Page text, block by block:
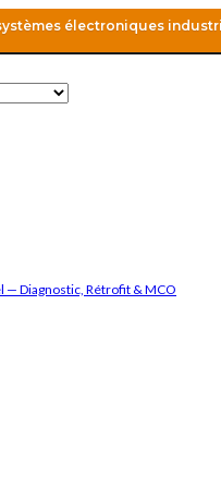
électroniques
Diagnostic, Rétrofit & MCO